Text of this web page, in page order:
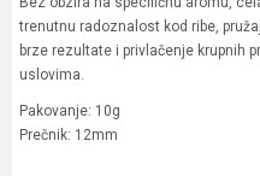
trenutnu radoznalost kod ribe,
brze rezultate i privlačenje krupnih
uslovima.
Pakovanje: 10g
Prečnik: 12mm